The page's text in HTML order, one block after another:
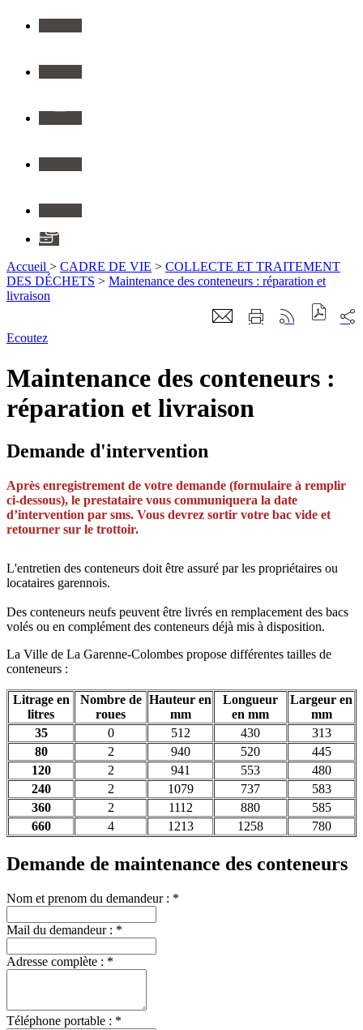
Accueil > CADRE DE VIE > COLLECTE ET TRAITEMENT
DES DÉCHETS > Maintenance des conteneurs : réparation et
livraison
Ecoutez
Maintenance des conteneurs :
réparation et livraison
Demande d'intervention
Après enregistrement de votre demande (formulaire à remplir
ci-dessous), le prestataire vous communiquera la date
d’intervention par sms. Vous devrez sortir votre bac vide et
retourner sur le trottoir.
L'entretien des conteneurs doit être assuré par les propriétaires ou
locataires garennois.
Des conteneurs neufs peuvent être livrés en remplacement des bacs
volés ou en complément des conteneurs déjà mis à disposition.
La Ville de La Garenne-Colombes propose différentes tailles de
conteneurs :
Litrage en
litres
Nombre de
roues
Hauteur en
mm
Longueur
en mm
Largeur en
mm
35
0 512 430
313
80
2 940 520
445
120
2 941 553
480
240
2 1079 737
583
360
2 1112 880
585
660
4 1213 1258 780
Demande de maintenance des conteneurs
Nom et prenom du demandeur : *
Mail du demandeur : *
Adresse complète : *
Téléphone portable : *